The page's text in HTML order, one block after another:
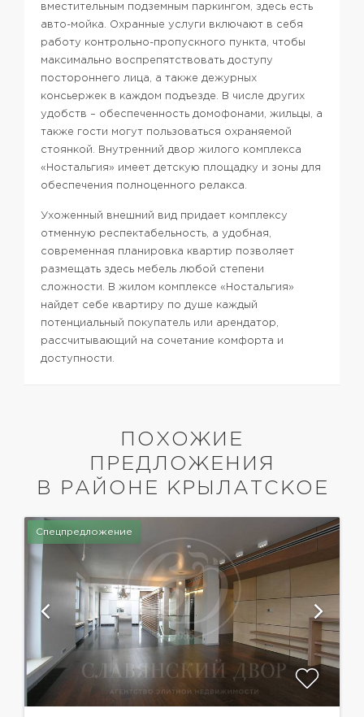
вместительным подземным паркингом, здесь есть
авто-мойка. Охранные услуги включают в себя
работу контрольно-пропускного пункта, чтобы
максимально воспрепятствовать доступу
постороннего лица, а также дежурных
консьержек в каждом подъезде. В числе других
удобств – обеспеченность домофонами, жильцы, а
также гости могут пользоваться охраняемой
стоянкой. Внутренний двор жилого комплекса
«Ностальгия» имеет детскую площадку и зоны для
обеспечения полноценного релакса.
Ухоженный внешний вид придает комплексу
отменную респектабельность, а удобная,
современная планировка квартир позволяет
размещать здесь мебель любой степени
сложности. В жилом комплексе «Ностальгия»
найдет себе квартиру по душе каждый
потенциальный покупатель или арендатор,
рассчитывающий на сочетание комфорта и
доступности.
ПОХОЖИЕ
ПРЕДЛОЖЕНИЯ
В РАЙОНЕ КРЫЛАТСКОЕ
Спецпредложение